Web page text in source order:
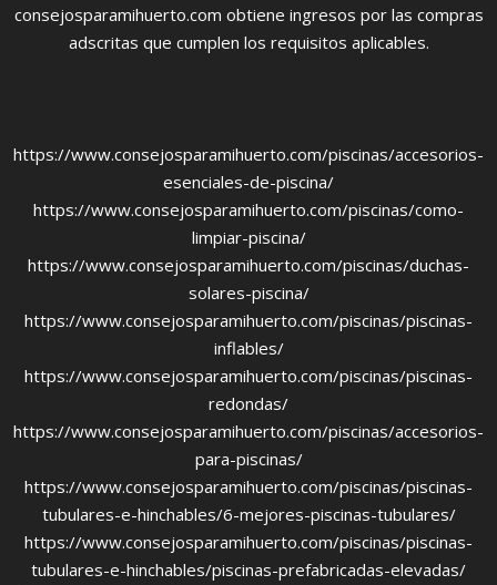
consejosparamihuerto.com obtiene ingresos por las compras
adscritas que cumplen los requisitos aplicables.
https://www.consejosparamihuerto.com/piscinas/accesorios-
esenciales-de-piscina/
https://www.consejosparamihuerto.com/piscinas/como-
limpiar-piscina/
https://www.consejosparamihuerto.com/piscinas/duchas-
solares-piscina/
https://www.consejosparamihuerto.com/piscinas/piscinas-
inflables/
https://www.consejosparamihuerto.com/piscinas/piscinas-
redondas/
https://www.consejosparamihuerto.com/piscinas/accesorios-
para-piscinas/
https://www.consejosparamihuerto.com/piscinas/piscinas-
tubulares-e-hinchables/6-mejores-piscinas-tubulares/
https://www.consejosparamihuerto.com/piscinas/piscinas-
tubulares-e-hinchables/piscinas-prefabricadas-elevadas/